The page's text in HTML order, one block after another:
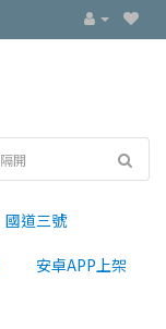
國道三號
安卓APP上架